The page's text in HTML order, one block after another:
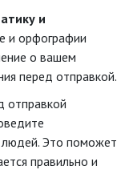
и
и орфографии
о вашем
перед отправкой.
отправкой
людей. Это поможет
правильно и